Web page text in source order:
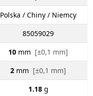
Polska / Chiny / Niemcy
85059029
10 mm [±0,1 mm]
2 mm [±0,1 mm]
1.18 g